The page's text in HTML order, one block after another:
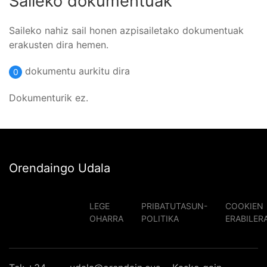
Saileko nahiz sail honen azpisailetako dokumentuak
erakusten dira hemen.
0 dokumentu aurkitu dira
Dokumenturik ez.
Orendaingo Udala
LEGE
OHARRA
PRIBATUTASUN-
POLITIKA
COOKIEN